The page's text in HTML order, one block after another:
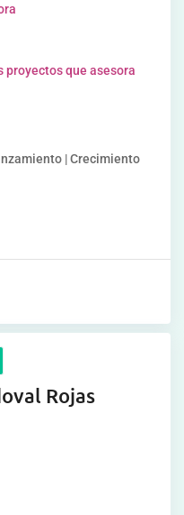
proyectos que asesora
| Crecimiento
Rojas